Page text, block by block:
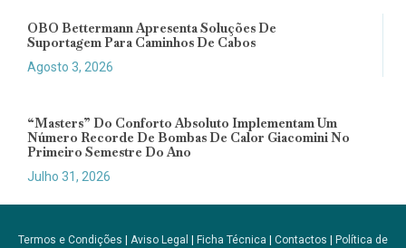
OBO Bettermann Apresenta Soluções De
Suportagem Para Caminhos De Cabos
Agosto 3, 2026
“Masters” Do Conforto Absoluto Implementam Um
Número Recorde De Bombas De Calor Giacomini No
Primeiro Semestre Do Ano
Julho 31, 2026
Termos e Condições Aviso Legal Ficha Técnica Contactos
Política de